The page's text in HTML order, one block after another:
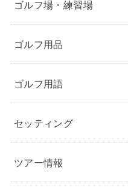
ゴルフ場・練習場
ゴルフ用品
ゴルフ用語
セッティング
ツアー情報